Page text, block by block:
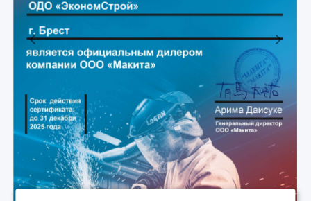
Previous Next